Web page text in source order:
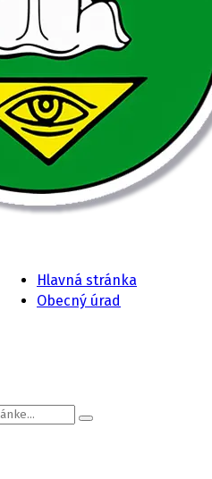
Hlavná stránka
Obecný úrad